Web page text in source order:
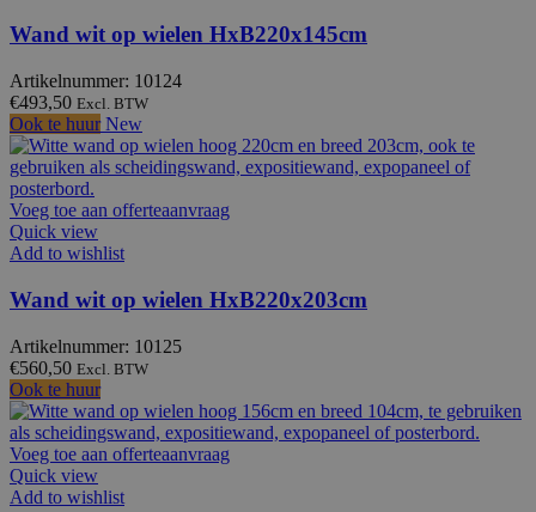
Wand wit op wielen HxB220x145cm
Artikelnummer: 10124
€493,50 Excl. BTW
Ook te huur New
Voeg toe aan offerteaanvraag
Quick view
Add to wishlist
Wand wit op wielen HxB220x203cm
Artikelnummer: 10125
€560,50 Excl. BTW
Ook te huur
Voeg toe aan offerteaanvraag
Quick view
Add to wishlist